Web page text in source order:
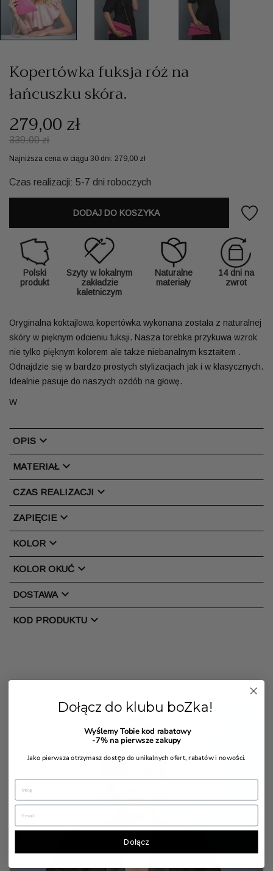
Kopertówka fuksja róż na
łańcuszku skóra.
279,00 zł
339,00 zł
Najniższa cena w ciągu 30 dni: 279,00 zł
Czas realizacji: 5-7 dni roboczych
DODAJ DO KOSZYKA
Polski
produkt
Szyty w lokalnym
zakładzie
kaletniczym
Naturalne
materiały
14 dni na
zwrot
Oryginalna koktajlowa kopertówka wykonana została z naturalnej
skóry w pięknym odcieniu fuksji. Nasza torebka przykuwa wzrok
nie tylko pięknym kolorem ale także niebanalnym kształtem .
Odnajdzie się w bardzo prostych stylizacjach jak i w klasycznych.
Idealnie pasuje do naszych ozdób na głowę.
W
OPIS chevron_right
MATERIAŁchevron_right
CZAS REALIZACJI chevron_right
ZAPIĘCIEchevron_right
KOLOR chevron_right
KOLOR OKUĆ chevron_right
DOSTAWAchevron_right
KOD PRODUKTU chevron_right
BESTSELLERY
 
Dołącz do klubu boZka!
Wyślemy Tobie kod rabatowy
-7%na pierwsze zakupy
Jako pierwsza otrzymasz dostęp do unikalnych ofert, rabatów i nowości.
Dołącz